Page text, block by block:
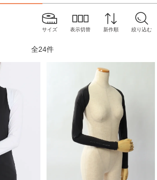
サイズ 表示切替 新作順 絞り込む
全24件